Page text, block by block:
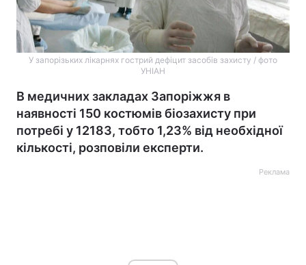
У запорізьких лікарнях гострий дефіцит засобів захисту / фото
УНІАН
В медичних закладах Запоріжжя в
наявності 150 костюмів біозахисту при
потребі у 12183, тобто 1,23% від необхідної
кількості, розповіли експерти.
Реклама